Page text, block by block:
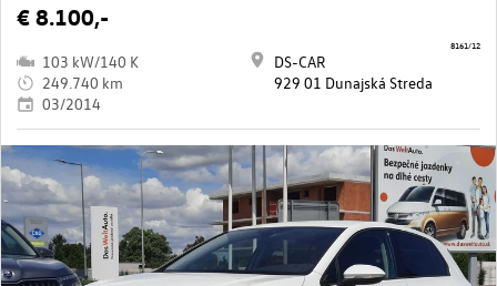
€ 8.100,-
103 kW/140 K
249.740 km
03/2014
DS-CAR
929 01 Dunajská Streda
8161/12